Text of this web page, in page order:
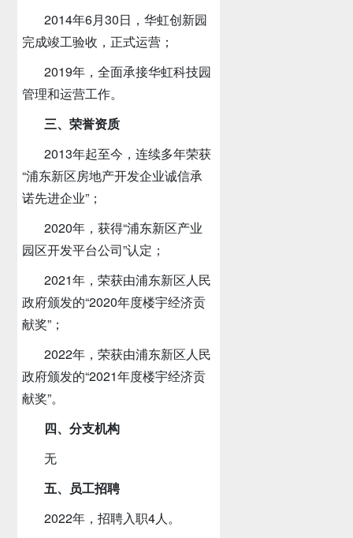
2014年6月30日，华虹创新园
完成竣工验收，正式运营；
2019年，全面承接华虹科技园
管理和运营工作。
三、荣誉资质
2013年起至今，连续多年荣获
“浦东新区房地产开发企业诚信承
诺先进企业”；
2020年，获得“浦东新区产业
园区开发平台公司”认定；
2021年，荣获由浦东新区人民
政府颁发的“2020年度楼宇经济贡
献奖”；
2022年，荣获由浦东新区人民
政府颁发的“2021年度楼宇经济贡
献奖”。
四、分支机构
无
五、员工招聘
2022年，招聘入职4人。